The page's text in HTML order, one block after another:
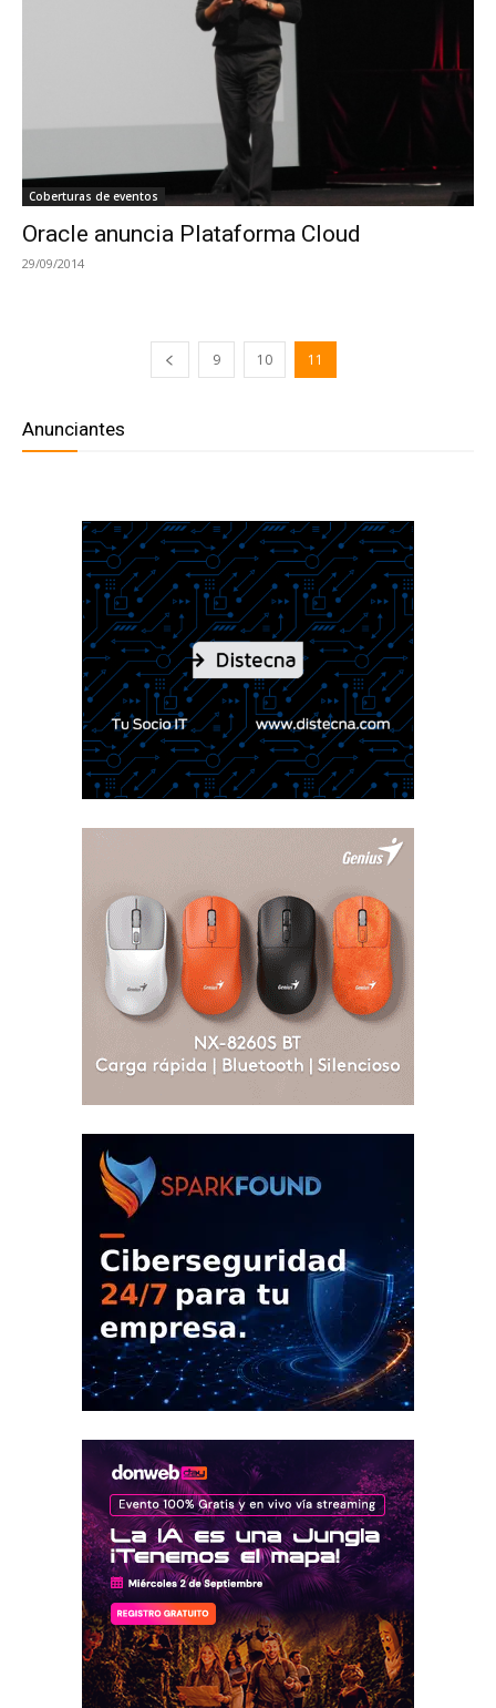
Coberturas de eventos
Oracle anuncia Plataforma Cloud
29/09/2014
9 10 11
Anunciantes